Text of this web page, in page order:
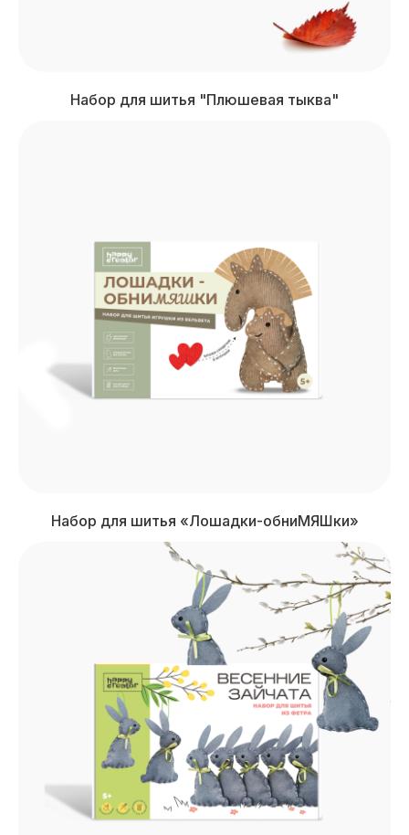
Набор для шитья "Плюшевая тыква"
Набор для шитья «Лошадки-обниМЯШки»